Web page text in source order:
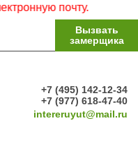
почту.
Вызвать
замерщика
+7 (495) 142-12-34
+7 (977) 618-47-40
intereruyut@mail.ru